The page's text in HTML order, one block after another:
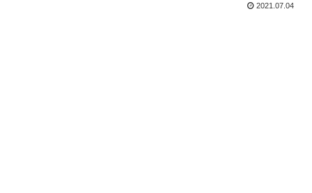
2021.07.04